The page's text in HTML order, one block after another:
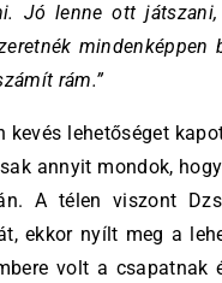
Jó lenne ott
rám.”
kevés lehetőséget
annyit mondok,
A télen viszont
ekkor nyílt meg a
volt a